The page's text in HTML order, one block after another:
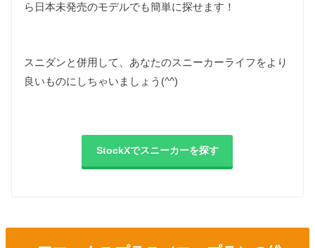
ら日本未発売のモデルでも簡単に探せます！
スニダンと併用して、あなたのスニーカーライフをより
良いものにしちゃいましょう(^^)
StockXでスニーカーを探す